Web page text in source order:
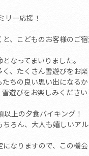
リー応援！
、こどものお客様のご
なってまいりました。
、たくさん雪遊びをお
ちの良い思い出になるか
遊びをお楽しみくださ
上の夕食バイキング！
ろん、大人も嬉しいア
になりますので、この機